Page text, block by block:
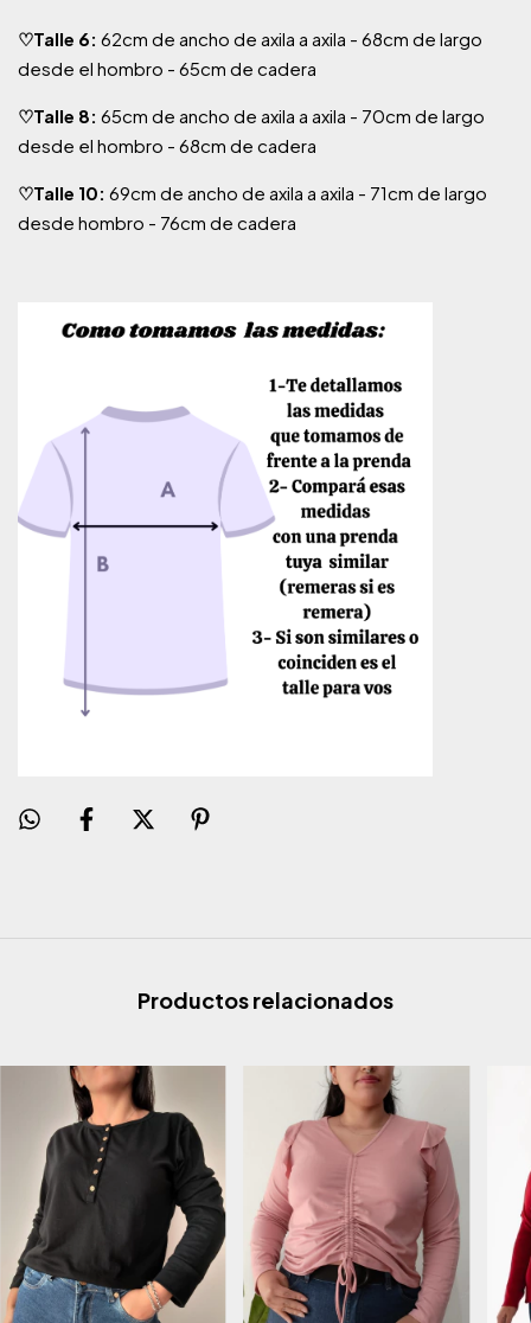
♡Talle 6: 62cm de ancho de axila a axila - 68cm de largo
desde el hombro - 65cm de cadera
♡Talle 8: 65cm de ancho de axila a axila - 70cm de largo
desde el hombro - 68cm de cadera
♡Talle 10: 69cm de ancho de axila a axila - 71cm de largo
desde hombro - 76cm de cadera
Productos relacionados